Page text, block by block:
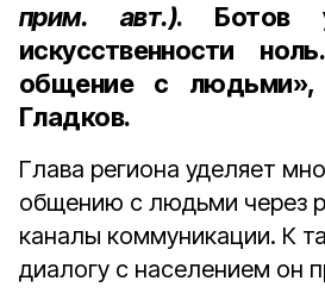
прим. авт.). Ботов
искусственности
общение с людьми»,
Гладков.
Глава региона уделяет
общению с людьми через
каналы коммуникации. К
диалогу с населением он